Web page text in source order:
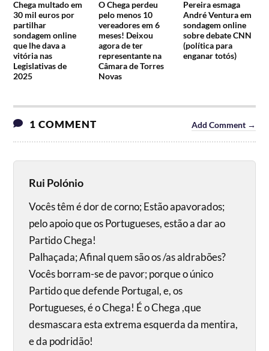
Chega multado em
30 mil euros por
partilhar
sondagem online
que lhe dava a
vitória nas
Legislativas de
2025
O Chega perdeu
pelo menos 10
vereadores em 6
meses! Deixou
agora de ter
representante na
Câmara de Torres
Novas
Pereira esmaga
André Ventura em
sondagem online
sobre debate CNN
(política para
enganar totós)
1 COMMENT Add Comment →
Rui Polónio
Vocês têm é dor de corno; Estão apavorados;
pelo apoio que os Portugueses, estão a dar ao
Partido Chega!
Palhaçada; Afinal quem são os /as aldrabões?
Vocês borram-se de pavor; porque o único
Partido que defende Portugal, e, os
Portugueses, é o Chega! É o Chega ,que
desmascara esta extrema esquerda da mentira,
e da podridão!